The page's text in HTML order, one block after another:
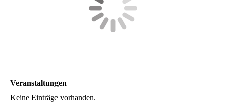
Veranstaltungen
Keine Einträge vorhanden.